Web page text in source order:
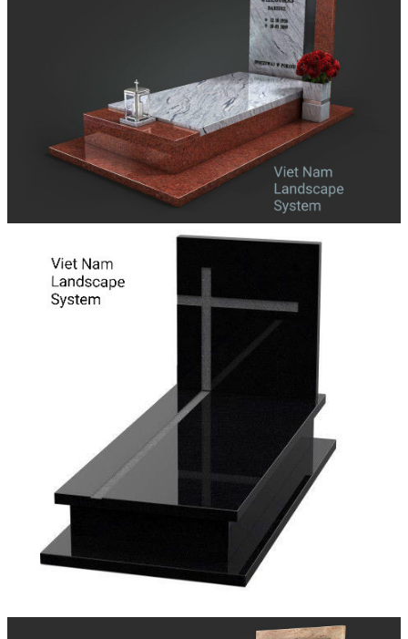
Đá Ốp Bếp Tự Nhiên
Tranh đá
Tranh Đá Marble Đối Xứng
Tranh Đá Thạch Anh Đối Xứng
Tranh Đá Sơn Thủy Xuyên Sáng
Tranh Đá Granite Đối Xứng
Tranh Đá Xuyên Sáng Onyx
Mặt Bàn Lavabo Đá
Đá Bàn Bếp Cao Cấp
Đá Ốp Bếp Tự Nhiên
Các Loại Đá Khác
Kính Màu Ốp Bếp
Mặt Hàng nhập khẩu Container
Vách Tivi ỐP Đá Cao Cấp